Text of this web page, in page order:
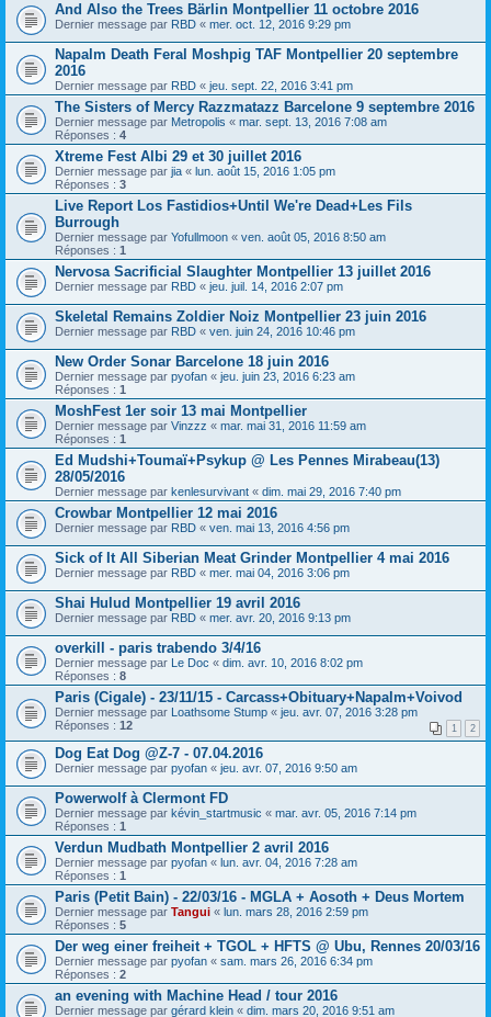
And Also the Trees Bärlin Montpellier 11 octobre 2016
Dernier message par RBD « mer. oct. 12, 2016 9:29 pm
Napalm Death Feral Moshpig TAF Montpellier 20 septembre
2016
Dernier message par RBD « jeu. sept. 22, 2016 3:41 pm
The Sisters of Mercy Razzmatazz Barcelone 9 septembre 2016
Dernier message par Metropolis « mar. sept. 13, 2016 7:08 am
Réponses : 4
Xtreme Fest Albi 29 et 30 juillet 2016
Dernier message par jia « lun. août 15, 2016 1:05 pm
Réponses : 3
Live Report Los Fastidios+Until We're Dead+Les Fils
Burrough
Dernier message par Yofullmoon « ven. août 05, 2016 8:50 am
Réponses : 1
Nervosa Sacrificial Slaughter Montpellier 13 juillet 2016
Dernier message par RBD « jeu. juil. 14, 2016 2:07 pm
Skeletal Remains Zoldier Noiz Montpellier 23 juin 2016
Dernier message par RBD « ven. juin 24, 2016 10:46 pm
New Order Sonar Barcelone 18 juin 2016
Dernier message par pyofan « jeu. juin 23, 2016 6:23 am
Réponses : 1
MoshFest 1er soir 13 mai Montpellier
Dernier message par Vinzzz « mar. mai 31, 2016 11:59 am
Réponses : 1
Ed Mudshi+Toumaï+Psykup @ Les Pennes Mirabeau(13)
28/05/2016
Dernier message par kenlesurvivant « dim. mai 29, 2016 7:40 pm
Crowbar Montpellier 12 mai 2016
Dernier message par RBD « ven. mai 13, 2016 4:56 pm
Sick of It All Siberian Meat Grinder Montpellier 4 mai 2016
Dernier message par RBD « mer. mai 04, 2016 3:06 pm
Shai Hulud Montpellier 19 avril 2016
Dernier message par RBD « mer. avr. 20, 2016 9:13 pm
overkill - paris trabendo 3/4/16
Dernier message par Le Doc « dim. avr. 10, 2016 8:02 pm
Réponses : 8
Paris (Cigale) - 23/11/15 - Carcass+Obituary+Napalm+Voivod
Dernier message par Loathsome Stump « jeu. avr. 07, 2016 3:28 pm
Réponses : 12 1 2
Dog Eat Dog @Z-7 - 07.04.2016
Dernier message par pyofan « jeu. avr. 07, 2016 9:50 am
Powerwolf à Clermont FD
Dernier message par kévin_startmusic « mar. avr. 05, 2016 7:14 pm
Réponses : 1
Verdun Mudbath Montpellier 2 avril 2016
Dernier message par pyofan « lun. avr. 04, 2016 7:28 am
Réponses : 1
Paris (Petit Bain) - 22/03/16 - MGLA + Aosoth + Deus Mortem
Dernier message par Tangui « lun. mars 28, 2016 2:59 pm
Réponses : 5
Der weg einer freiheit + TGOL + HFTS @ Ubu, Rennes 20/03/16
Dernier message par pyofan « sam. mars 26, 2016 6:34 pm
Réponses : 2
an evening with Machine Head / tour 2016
Dernier message par gérard klein « dim. mars 20, 2016 9:51 am